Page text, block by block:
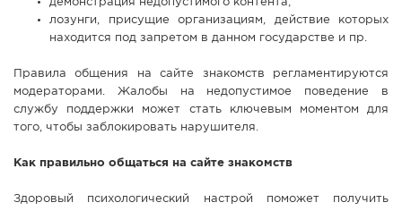
демонстрация недопустимого контента;
лозунги, присущие организациям, действие которых
находится под запретом в данном государстве и пр.
Правила общения на сайте знакомств регламентируются
модераторами. Жалобы на недопустимое поведение в
службу поддержки может стать ключевым моментом для
того, чтобы заблокировать нарушителя.
Как правильно общаться на сайте знакомств
Здоровый психологический настрой поможет получить